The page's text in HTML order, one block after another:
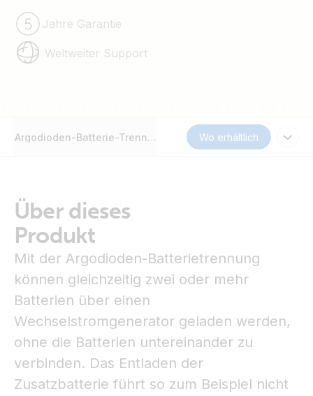
Jahre Garantie
Weltweiter Support
Argodioden-Batterie-Trennung Wo erhältlich
Über dieses
Produkt
Mit der Argodioden-Batterietrennung
können gleichzeitig zwei oder mehr
Batterien über einen
Wechselstromgenerator geladen werden,
ohne die Batterien untereinander zu
verbinden. Das Entladen der
Zusatzbatterie führt so zum Beispiel nicht